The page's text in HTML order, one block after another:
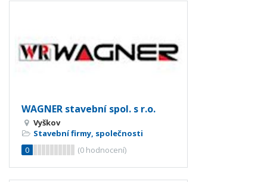
WAGNER stavební spol. s r.o.
Vyškov
Stavební firmy, společnosti
0
(0 hodnocení)